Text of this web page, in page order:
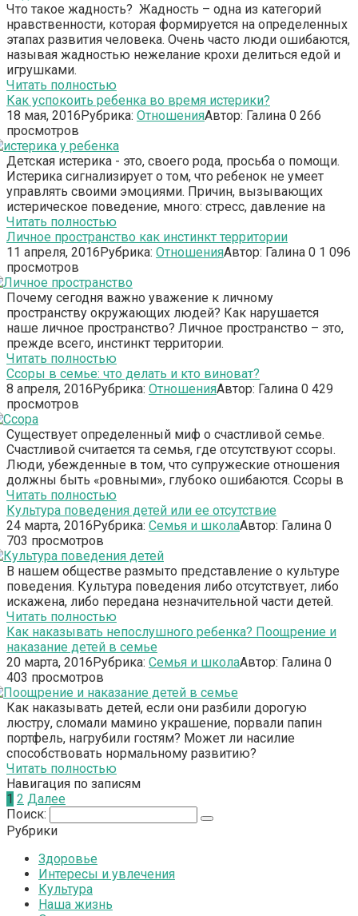
Что такое жадность? Жадность – одна из категорий
нравственности, которая формируется на определенных
этапах развития человека. Очень часто люди ошибаются,
называя жадностью нежелание крохи делиться едой и
игрушками.
Читать полностью
Как успокоить ребенка во время истерики?
18 мая, 2016Рубрика: ОтношенияАвтор: Галина 0 266
просмотров
Детская истерика - это, своего рода, просьба о помощи.
Истерика сигнализирует о том, что ребенок не умеет
управлять своими эмоциями. Причин, вызывающих
истерическое поведение, много: стресс, давление на
Читать полностью
Личное пространство как инстинкт территории
11 апреля, 2016Рубрика: ОтношенияАвтор: Галина 0 1 096
просмотров
Почему сегодня важно уважение к личному
пространству окружающих людей? Как нарушается
наше личное пространство? Личное пространство – это,
прежде всего, инстинкт территории.
Читать полностью
Ссоры в семье: что делать и кто виноват?
8 апреля, 2016Рубрика: ОтношенияАвтор: Галина 0 429
просмотров
Существует определенный миф о счастливой семье.
Счастливой считается та семья, где отсутствуют ссоры.
Люди, убежденные в том, что супружеские отношения
должны быть «ровными», глубоко ошибаются. Ссоры в
Читать полностью
Культура поведения детей или ее отсутствие
24 марта, 2016Рубрика: Семья и школаАвтор: Галина 0
703 просмотров
В нашем обществе размыто представление о культуре
поведения. Культура поведения либо отсутствует, либо
искажена, либо передана незначительной части детей.
Читать полностью
Как наказывать непослушного ребенка? Поощрение и
наказание детей в семье
20 марта, 2016Рубрика: Семья и школаАвтор: Галина 0
403 просмотров
Как наказывать детей, если они разбили дорогую
люстру, сломали мамино украшение, порвали папин
портфель, нагрубили гостям? Может ли насилие
способствовать нормальному развитию?
Читать полностью
Навигация по записям
1 2 Далее
Поиск:
Рубрики
Здоровье
Интересы и увлечения
Культура
Наша жизнь